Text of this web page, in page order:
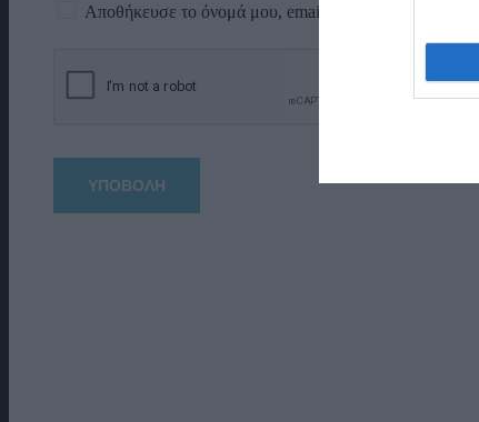
Αποθήκευσε το όνομά μου, email, και τον ιστότοπο